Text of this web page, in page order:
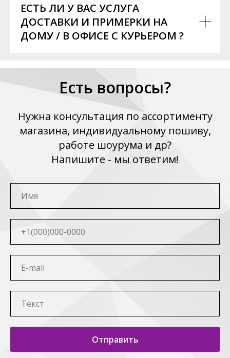
ЕСТЬ ЛИ У ВАС УСЛУГА
ДОСТАВКИ И ПРИМЕРКИ НА
ДОМУ / В ОФИСЕ С КУРЬЕРОМ ?
Есть вопросы?
Нужна консультация по ассортименту
магазина, индивидуальному пошиву,
работе шоурума и др?
Напишите - мы ответим!
Отправить